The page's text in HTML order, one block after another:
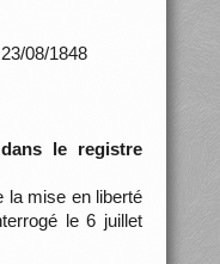
08/1848
le registre
la mise en liberté
le 6 juillet